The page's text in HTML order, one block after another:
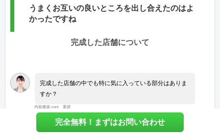
うまくお互いの良いところを出し合えたのはよ
かったですね
完成した店舗について
完成した店舗の中でも特に気に入っている部分はありま
すか？
内装建築.com 栗原
完全無料！まずはお問い合わせ